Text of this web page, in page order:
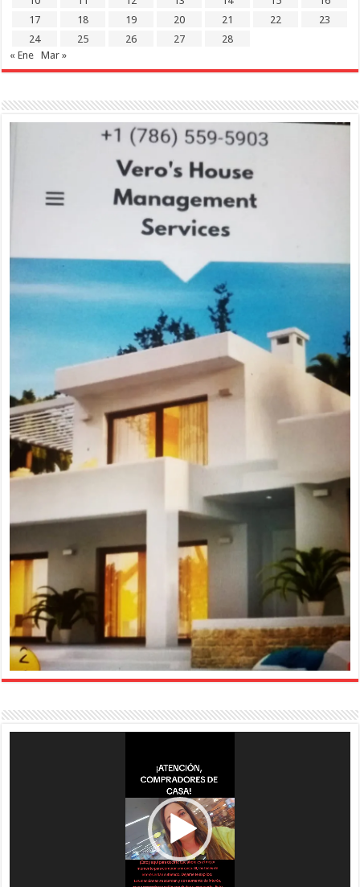
17
18 19 20 21 22
23
24
25 26 27
28
« Ene
Mar »